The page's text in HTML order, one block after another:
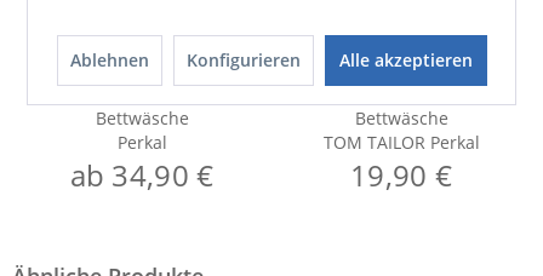
Bettwäsche
Perkal
ab 34,90 €
Bettwäsche
TOM TAILOR Perkal
19,90 €
Ablehnen Konfigurieren Alle akzeptieren